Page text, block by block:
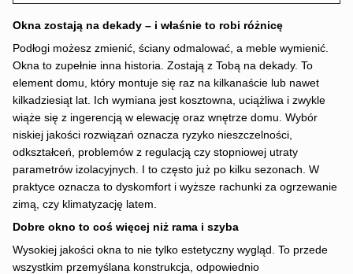
Okna zostają na dekady – i właśnie to robi różnicę
Podłogi możesz zmienić, ściany odmalować, a meble wymienić.
Okna to zupełnie inna historia. Zostają z Tobą na dekady. To
element domu, który montuje się raz na kilkanaście lub nawet
kilkadziesiąt lat. Ich wymiana jest kosztowna, uciążliwa i zwykle
wiąże się z ingerencją w elewację oraz wnętrze domu. Wybór
niskiej jakości rozwiązań oznacza ryzyko nieszczelności,
odkształceń, problemów z regulacją czy stopniowej utraty
parametrów izolacyjnych. I to często już po kilku sezonach. W
praktyce oznacza to dyskomfort i wyższe rachunki za ogrzewanie
zimą, czy klimatyzację latem.
Dobre okno to coś więcej niż rama i szyba
Wysokiej jakości okna to nie tylko estetyczny wygląd. To przede
wszystkim przemyślana konstrukcja, odpowiednio